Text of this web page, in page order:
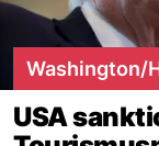
Washington/
USA